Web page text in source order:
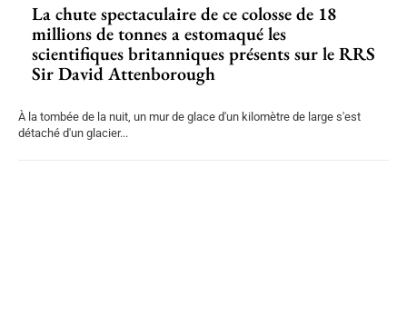
La chute spectaculaire de ce colosse de 18
millions de tonnes a estomaqué les
scientifiques britanniques présents sur le RRS
Sir David Attenborough
À la tombée de la nuit, un mur de glace d'un kilomètre de large s'est
détaché d'un glacier...